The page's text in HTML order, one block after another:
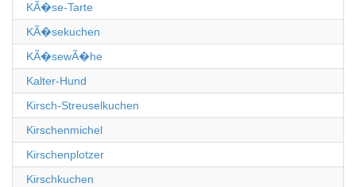
KÃ�se-Tarte
KÃ�sekuchen
KÃ�sewÃ�he
Kalter-Hund
Kirsch-Streuselkuchen
Kirschenmichel
Kirschenplotzer
Kirschkuchen